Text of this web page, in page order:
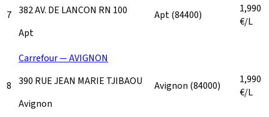
7 382 AV. DE LANCON RN 100
Apt
Apt(84400)
1,990
€/L
8
Carrefour — AVIGNON
390 RUE JEAN MARIE TJIBAOU
Avignon
Avignon (84000)
1,990
€/L